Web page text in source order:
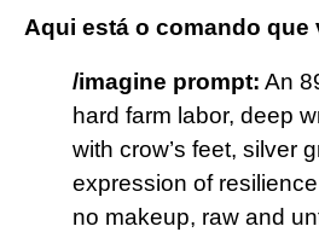
Aqui está o comando que
/imagine prompt: An
hard farm labor, deep
with crow’s feet, silver
expression of
no makeup, raw and